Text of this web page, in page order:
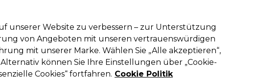
Suchen
Saloneinrichtung Kosmetik Herrenfriseur Inspiration Die Professional
unserer Website zu verbessern – zur Unterstützung
von Angeboten mit unseren vertrauenswürdigen
mit unserer Marke. Wählen Sie „Alle akzeptieren“,
können Sie Ihre Einstellungen über „Cookie-
Cookies“ fortfahren. Cookie Politik